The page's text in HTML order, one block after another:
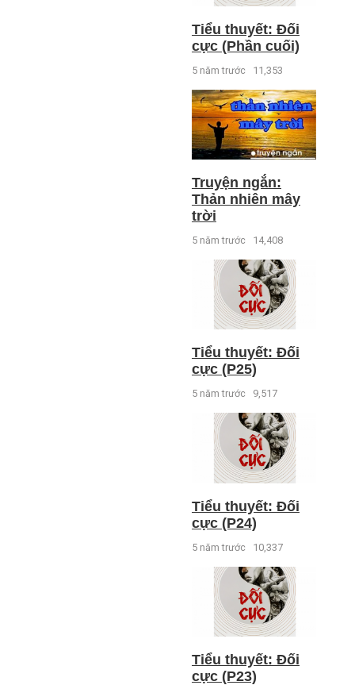
Tiểu thuyết: Đối
cực (Phần cuối)
5 năm trước 11,353
Truyện ngắn:
Thản nhiên mây
trời
5 năm trước 14,408
Tiểu thuyết: Đối
cực (P25)
5 năm trước 9,517
Tiểu thuyết: Đối
cực (P24)
5 năm trước 10,337
Tiểu thuyết: Đối
cực (P23)